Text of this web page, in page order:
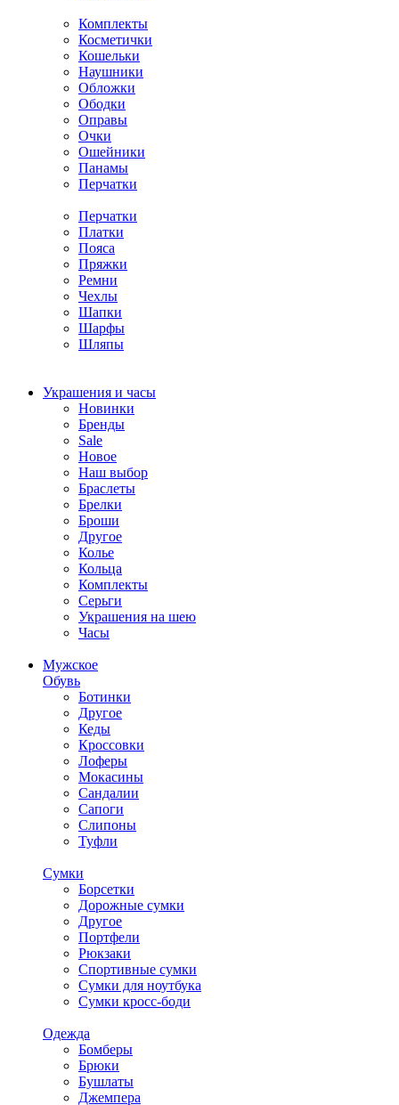
Комплекты
Косметички
Кошельки
Наушники
Обложки
Ободки
Оправы
Очки
Ошейники
Панамы
Перчатки
Перчатки
Платки
Пояса
Пряжки
Ремни
Чехлы
Шапки
Шарфы
Шляпы
Украшения и часы
Новинки
Бренды
Sale
Новое
Наш выбор
Браслеты
Брелки
Броши
Другое
Колье
Кольца
Комплекты
Серьги
Украшения на шею
Часы
Мужское
Обувь
Ботинки
Другое
Кеды
Кроссовки
Лоферы
Мокасины
Сандалии
Сапоги
Слипоны
Туфли
Сумки
Борсетки
Дорожные сумки
Другое
Портфели
Рюкзаки
Спортивные сумки
Сумки для ноутбука
Сумки кросс-боди
Одежда
Бомберы
Брюки
Бушлаты
Джемпера